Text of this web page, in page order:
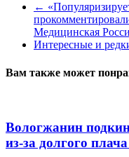
←
Медицинская
Интересные и
Вам также может
Вологжанин
из-за долгого